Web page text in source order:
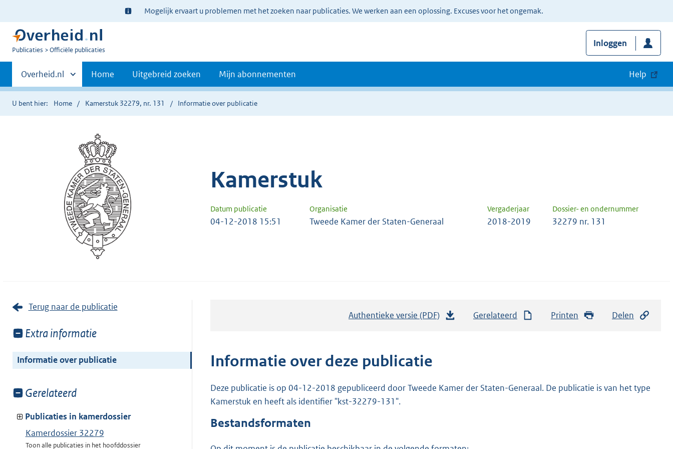
Ter
informatie:
Mogelijk ervaart u problemen met het zoeken naar publicaties. We werken aan een oplossing. Excuses voor het ongemak.
U
Publicaties Officiële publicaties
Inloggen
Primaire
navigatie
Andere
sites
binnen
Overheid.nl Home Uitgebreid zoeken Mijn abonnementen Help
U bent hier: Home Kamerstuk 32279, nr. 131 Informatie over publicatie
Kamerstuk
Datum publicatie Organisatie Vergaderjaar Dossier- en ondernummer
04-12-2018 15:51 Tweede Kamer der Staten-Generaal 2018-2019 32279 nr. 131
Terug naar de publicatie
Toon
van:
Extra informatie
Informatie over publicatie
Toon
van:
Gerelateerd
Publicaties in kamerdossier
Kamerdossier 32279
Toon alle publicaties in het hoofddossier
Authentieke versie (PDF)
n
Gerelateerd Printen Delen
Informatie over deze publicatie
Deze publicatie is op 04-12-2018 gepubliceerd door Tweede Kamer der Staten-Generaal. De publicatie is van het type
Kamerstuk en heeft als identifier "kst-32279-131".
Bestandsformaten